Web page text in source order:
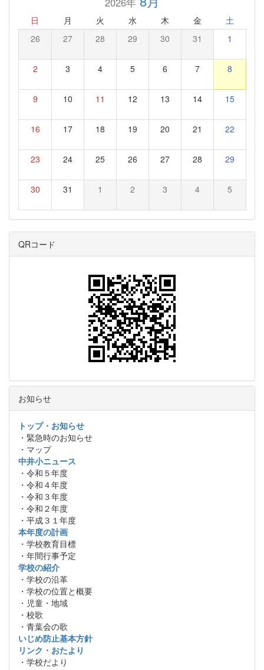
日 月 火 水 木 金 土
26 27 28 29 30 31 1
2 3 4 5 6 7 8
9 10 11 12 13 14 15
16 17 18 19 20 21 22
23 24 25 26 27 28 29
30 31 1 2 3 4 5
QRコード
お知らせ
トップ・お知らせ
・緊急時のお知らせ
・マップ
中井小ニュース
・令和５年度
・令和４年度
・令和３年度
・令和２年度
・平成３１年度
本年度の計画
・学校教育目標
・年間行事予定
学校の紹介
・学校の沿革
・学校の位置と概要
・児童・地域
・校歌
・青葉会の歌
いじめ防止基本方針
リンク・おたより
・学校だより